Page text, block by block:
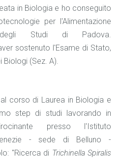
in Biologia e ho conseguito
per l'Alimentazione
Studi di Padova.
sostenuto l'Esame di Stato,
(Sez. A).
corso di Laurea in Biologia e
step di studi lavorando in
presso l'Istituto
- sede di Belluno -
"Ricerca di Trichinella Spiralis